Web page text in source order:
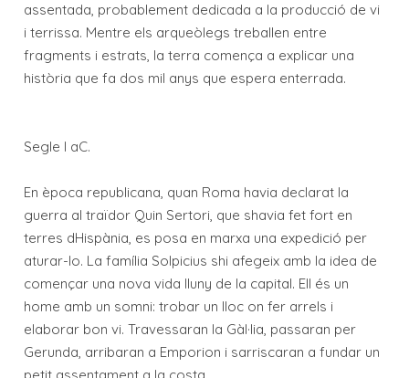
assentada, probablement dedicada a la producció de vi
i terrissa. Mentre els arqueòlegs treballen entre
fragments i estrats, la terra comença a explicar una
història que fa dos mil anys que espera enterrada.
Segle I aC.
En època republicana, quan Roma havia declarat la
guerra al traïdor Quin Sertori, que shavia fet fort en
terres dHispània, es posa en marxa una expedició per
aturar-lo. La família Solpicius shi afegeix amb la idea de
començar una nova vida lluny de la capital. Ell és un
home amb un somni: trobar un lloc on fer arrels i
elaborar bon vi. Travessaran la Gàl·lia, passaran per
Gerunda, arribaran a Emporion i sarriscaran a fundar un